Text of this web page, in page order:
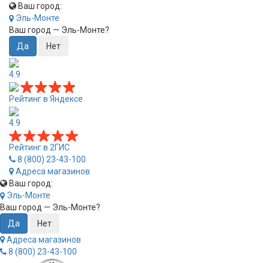
Ваш город:
Эль-Монте
Ваш город — Эль-Монте?
4.9
Рейтинг в Яндексе
4.9
Рейтинг в 2ГИС
8 (800) 23-43-100
Адреса магазинов
Ваш город:
Эль-Монте
Ваш город — Эль-Монте?
Адреса магазинов
8 (800) 23-43-100